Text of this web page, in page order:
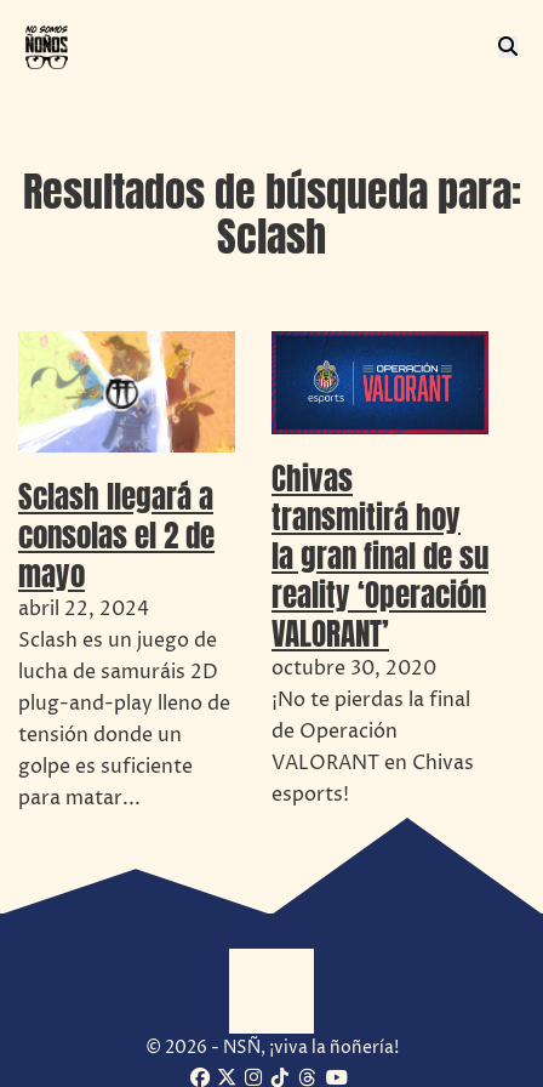
Resultados de búsqueda para:
Sclash
Sclash llegará a
consolas el 2 de
mayo
abril 22, 2024
Sclash es un juego de
lucha de samuráis 2D
plug-and-play lleno de
tensión donde un
golpe es suficiente
para matar...
Chivas
transmitirá hoy
la gran final de su
reality ‘Operación
VALORANT’
octubre 30, 2020
¡No te pierdas la final
de Operación
VALORANT en Chivas
esports!
© 2026 - NSÑ, ¡viva la ñoñería!